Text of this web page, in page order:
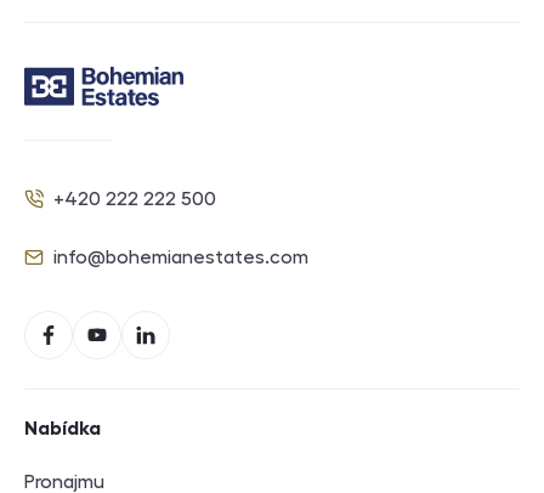
Telefon
+420 222 222 500
E-mail
info@bohemianestates.com
FacebookYouTubeLinkedIn
Nabídka
Pronajmu